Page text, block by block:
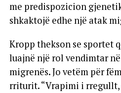
me predispozicion
shkaktojë edhe një atak
Kropp thekson se sportet
luajnë një rol vendimtar
migrenës. Jo vetëm për
rriturit. “Vrapimi i